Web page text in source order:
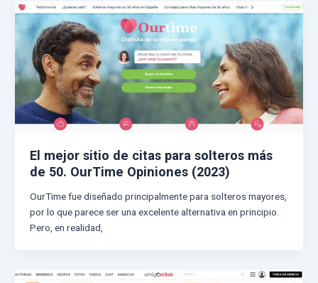
El mejor sitio de citas para solteros más
de 50. OurTime Opiniones (2023)
OurTime fue diseñado principalmente para solteros mayores,
por lo que parece ser una excelente alternativa en principio.
Pero, en realidad,